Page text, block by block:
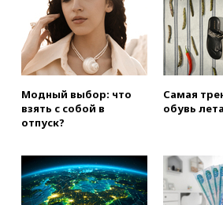
Модный выбор: что
взять с собой в
отпуск?
Самая
обувь